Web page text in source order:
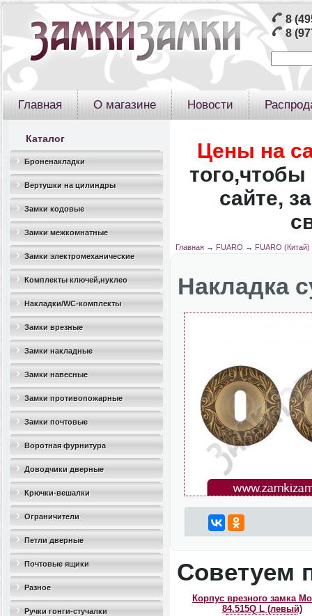
8
8
Главная О магазине Новости
Каталог
Броненакладки
Вертушки на цилиндры
Замки кодовые
Замки межкомнатные
Замки электромеханические
Комплекты ключей,нуклео
Накладки/WC-комплекты
Замки врезные
Замки накладные
Замки навесные
Замки противопожарные
Замки почтовые
Воротная фурнитура
Доводчики дверные
Крючки-вешалки
Ограничители
дверные(стопоры)
Петли дверные
Почтовые ящики
Разное
Ручки гонги-стучалки
Цены на
того,чтобы
сайте,
Главная→ FUARO → FUARO (Китай)
Накладка
Советуем
Корпус врезного замка
84.515Q L (левый)